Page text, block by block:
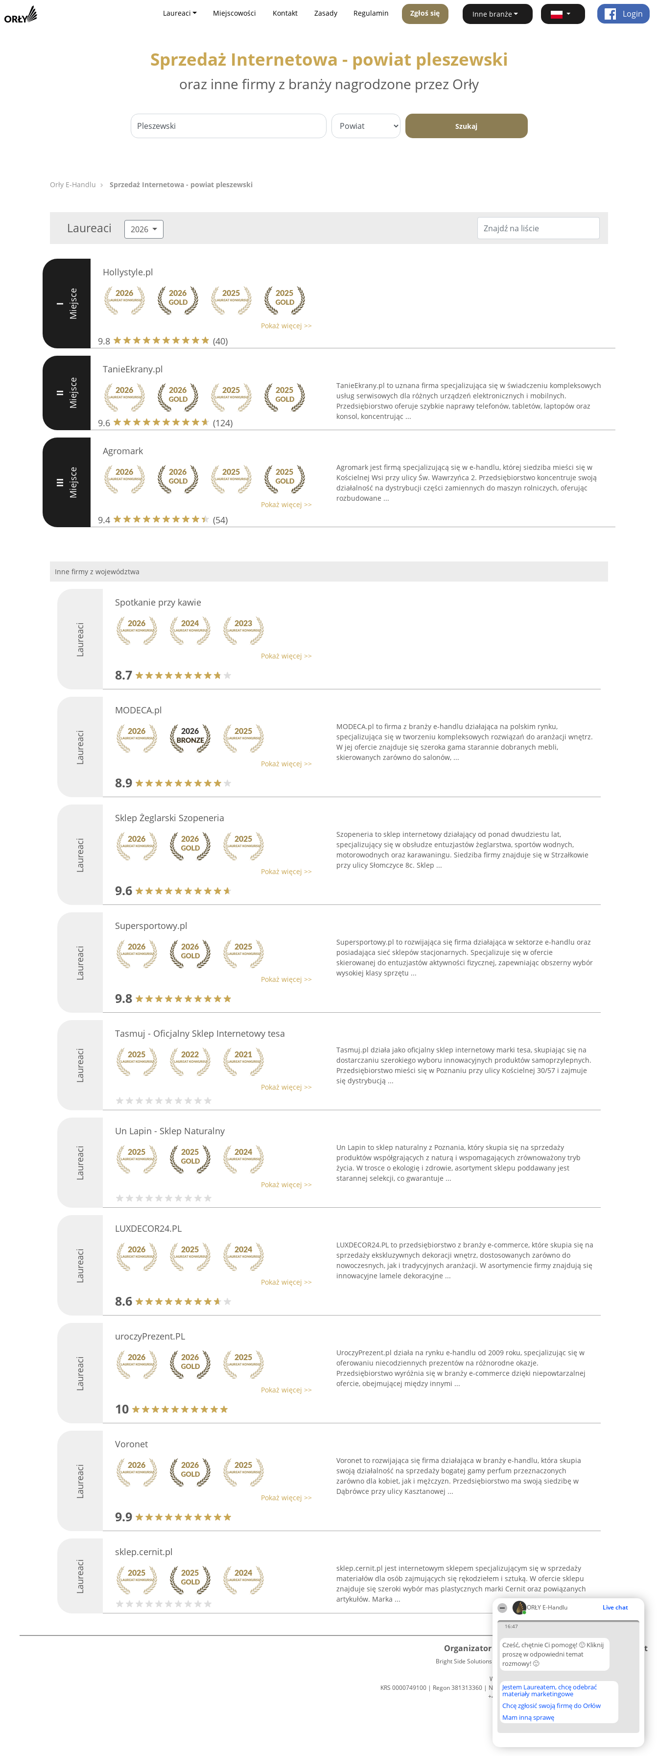
ORŁY E-Handlu Live chat
16:47
Cześć, chętnie Ci pomogę! 🙂 Kliknij
proszę w odpowiedni temat
rozmowy! 🙂
Jestem Laureatem, chcę odebrać
materiały marketingowe
Chcę zgłosić swoją firmę do Orłów
Mam inną sprawę
Laureaci Miejscowości Kontakt Zasady Regulamin Zgłoś się Inne branże Login
Sprzedaż Internetowa - powiat pleszewski
oraz inne firmy z branży nagrodzone przez Orły
Szukaj
Orły E-Handlu Sprzedaż Internetowa - powiat pleszewski
Laureaci 2026
I Miejsce
Hollystyle.pl
Pokaż więcej >>
9.8 (40)
II Miejsce
TanieEkrany.pl
9.6 (124)
TanieEkrany.pl to uznana firma specjalizująca się w świadczeniu kompleksowych
usług serwisowych dla różnych urządzeń elektronicznych i mobilnych.
Przedsiębiorstwo oferuje szybkie naprawy telefonów, tabletów, laptopów oraz
konsol, koncentrując ...
III Miejsce
Agromark
Pokaż więcej >>
9.4 (54)
Agromark jest firmą specjalizującą się w e-handlu, której siedziba mieści się w
Kościelnej Wsi przy ulicy Św. Wawrzyńca 2. Przedsiębiorstwo koncentruje swoją
działalność na dystrybucji części zamiennych do maszyn rolniczych, oferując
rozbudowane ...
Inne firmy z województwa
Laureaci
Spotkanie przy kawie
Pokaż więcej >>
8.7
Laureaci
MODECA.pl
Pokaż więcej >>
8.9
MODECA.pl to firma z branży e-handlu działająca na polskim rynku,
specjalizująca się w tworzeniu kompleksowych rozwiązań do aranżacji wnętrz.
W jej ofercie znajduje się szeroka gama starannie dobranych mebli,
skierowanych zarówno do salonów, ...
Laureaci
Sklep Żeglarski Szopeneria
Pokaż więcej >>
9.6
Szopeneria to sklep internetowy działający od ponad dwudziestu lat,
specjalizujący się w obsłudze entuzjastów żeglarstwa, sportów wodnych,
motorowodnych oraz karawaningu. Siedziba firmy znajduje się w Strzałkowie
przy ulicy Słomczyce 8c. Sklep ...
Laureaci
Supersportowy.pl
Pokaż więcej >>
9.8
Supersportowy.pl to rozwijająca się firma działająca w sektorze e-handlu oraz
posiadająca sieć sklepów stacjonarnych. Specjalizuje się w ofercie
skierowanej do entuzjastów aktywności fizycznej, zapewniając obszerny wybór
wysokiej klasy sprzętu ...
Laureaci
Tasmuj - Oficjalny Sklep Internetowy tesa
Pokaż więcej >>
Tasmuj.pl działa jako oficjalny sklep internetowy marki tesa, skupiając się na
dostarczaniu szerokiego wyboru innowacyjnych produktów samoprzylepnych.
Przedsiębiorstwo mieści się w Poznaniu przy ulicy Kościelnej 30/57 i zajmuje
się dystrybucją ...
Laureaci
Un Lapin - Sklep Naturalny
Pokaż więcej >>
Un Lapin to sklep naturalny z Poznania, który skupia się na sprzedaży
produktów współgrających z naturą i wspomagających zrównoważony tryb
życia. W trosce o ekologię i zdrowie, asortyment sklepu poddawany jest
starannej selekcji, co gwarantuje ...
Laureaci
LUXDECOR24.PL
Pokaż więcej >>
8.6
LUXDECOR24.PL to przedsiębiorstwo z branży e-commerce, które skupia się na
sprzedaży ekskluzywnych dekoracji wnętrz, dostosowanych zarówno do
nowoczesnych, jak i tradycyjnych aranżacji. W asortymencie firmy znajdują się
innowacyjne lamele dekoracyjne ...
Laureaci
uroczyPrezent.PL
Pokaż więcej >>
10
UroczyPrezent.pl działa na rynku e-handlu od 2009 roku, specjalizując się w
oferowaniu niecodziennych prezentów na różnorodne okazje.
Przedsiębiorstwo wyróżnia się w branży e-commerce dzięki niepowtarzalnej
ofercie, obejmującej między innymi ...
Laureaci
Voronet
Pokaż więcej >>
9.9
Voronet to rozwijająca się firma działająca w branży e-handlu, która skupia
swoją działalność na sprzedaży bogatej gamy perfum przeznaczonych
zarówno dla kobiet, jak i mężczyzn. Przedsiębiorstwo ma swoją siedzibę w
Dąbrówce przy ulicy Kasztanowej ...
Laureaci
sklep.cernit.pl
sklep.cernit.pl jest internetowym sklepem specjalizującym się w sprzedaży
materiałów dla osób zajmujących się rękodziełem i sztuką. W ofercie sklepu
znajduje się szeroki wybór mas plastycznych marki Cernit oraz powiązanych
artykułów. Marka ...
Organizator plebiscytu
Bright Side Solutions sp. z o. o. sp. k.
ul. Ruska 22
Wrocław 50-079
KRS 0000749100 | Regon 381313360 | NIP 8943132676
+48 508 492 400
Plebiscyt
Lista
Laureatów
Zasady
Regulamin
Prywatności
Kontakt